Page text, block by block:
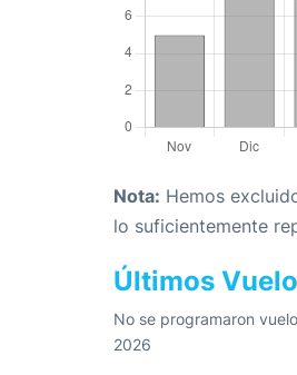
Nota: Hemos
lo suficientemente
Últimos
No se programaron
2026